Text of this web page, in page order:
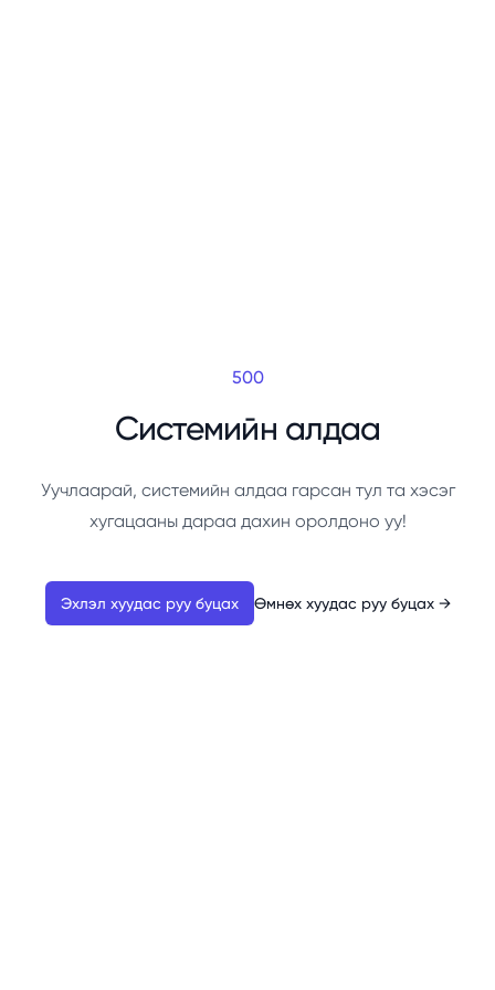
500
Системийн алдаа
Уучлаарай, системийн алдаа гарсан тул та хэсэг
хугацааны дараа дахин оролдоно уу!
Эхлэл хуудас руу буцах Өмнөх хуудас руу буцах →